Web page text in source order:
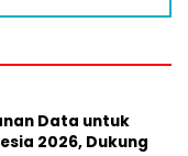
Data untuk
2026, Dukung